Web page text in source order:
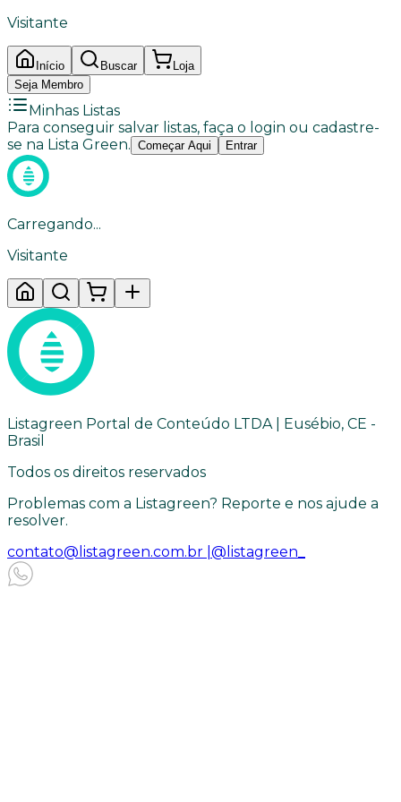
Visitante
Início Buscar
Loja
Seja Membro
Minhas Listas
Para conseguir salvar listas, faça o login ou cadastre-
se na Lista Green. Começar Aqui Entrar
Carregando...
Visitante
Listagreen Portal de Conteúdo LTDA | Eusébio, CE -
Brasil
Todos os direitos reservados
Problemas com a Listagreen? Reporte e nos ajude a
resolver.
contato@listagreen.com.br | @listagreen_